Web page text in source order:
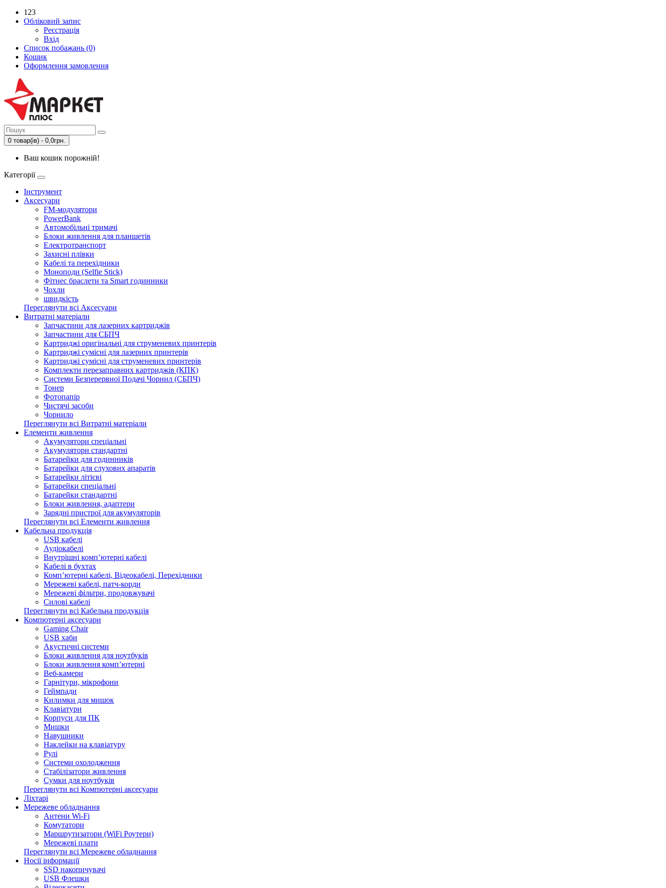
123
Обліковий запис
Реєстрація
Вхід
Список побажань (0)
Кошик
Оформлення замовлення
0 товар(ів) - 0,0грн.
Ваш кошик порожній!
Категорії
Інструмент
Аксесуари
FM-модулятори
PowerBank
Автомобільні тримачі
Блоки живлення для планшетів
Електротранспорт
Захисні плівки
Кабелі та перехідники
Моноподи (Selfie Stick)
Фітнес браслети та Smart годинники
Чохли
швидкість
Переглянути всі Аксесуари
Витратні матеріали
Запчастини для лазерних картриджів
Запчастини для СБПЧ
Картриджі оригінальні для струменевих принтерів
Картриджі сумісні для лазерних принтерів
Картриджі сумісні для струменевих принтерів
Комплекти перезаправних картриджів (КПК)
Системи Безперервної Подачі Чорнил (СБПЧ)
Тонер
Фотопапір
Чистячі засоби
Чорнило
Переглянути всі Витратні матеріали
Елементи живлення
Акумулятори спеціальні
Акумулятори стандартні
Батарейки для годинників
Батарейки для слухових апаратів
Батарейки літієві
Батарейки спеціальні
Батарейки стандартні
Блоки живлення, адаптери
Зарядні пристрої для акумуляторів
Переглянути всі Елементи живлення
Кабельна продукція
USB кабелі
Аудіокабелі
Внутрішні комп’ютерні кабелі
Кабелі в бухтах
Комп’ютерні кабелі, Відеокабелі, Перехідники
Мережеві кабелі, патч-корди
Мережеві фільтри, продовжувачі
Силові кабелі
Переглянути всі Кабельна продукція
Компютерні аксесуари
Gaming Chair
USB хаби
Акустичні системи
Блоки живлення для ноутбуків
Блоки живлення комп’ютерні
Веб-камери
Гарнітури, мікрофони
Геймпади
Килимки для мишок
Клавіатури
Корпуси для ПК
Мишки
Навушники
Наклейки на клавіатуру
Рулі
Системи охолодження
Стабілізатори живлення
Сумки для ноутбуків
Переглянути всі Компютерні аксесуари
Ліхтарі
Мережеве обладнання
Антени Wi-Fi
Комутатори
Маршрутизатори (WiFi Роутери)
Мережеві плати
Переглянути всі Мережеве обладнання
Носії інформації
SSD накопичувачі
USB Флешки